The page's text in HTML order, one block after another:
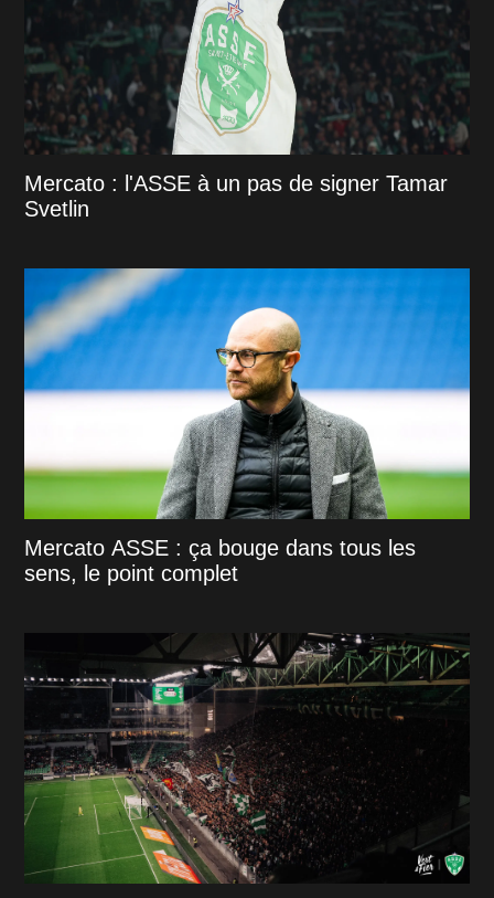
Mercato : l'ASSE à un pas de signer Tamar
Svetlin
Mercato ASSE : ça bouge dans tous les
sens, le point complet